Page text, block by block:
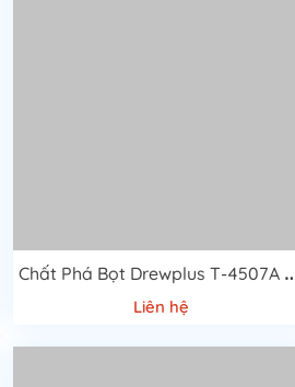
hất Phá Bọt
Liên hệ